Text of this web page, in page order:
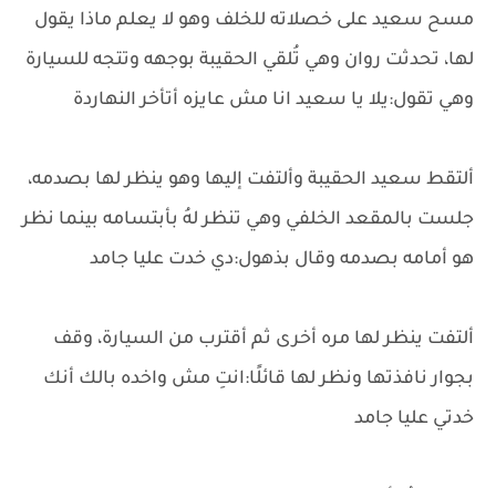
مسح سعيد على خصلاته للخلف وهو لا يعلم ماذا يقول
لها، تحدثت روان وهي تُلقي الحقيبة بوجهه وتتجه للسيارة
وهي تقول:يلا يا سعيد انا مش عايزه أتأخر النهاردة
ألتقط سعيد الحقيبة وألتفت إليها وهو ينظر لها بصدمه،
جلست بالمقعد الخلفي وهي تنظر لهُ بأبتسامه بينما نظر
هو أمامه بصدمه وقال بذهول:دي خدت عليا جامد
ألتفت ينظر لها مره أخرى ثم أقترب من السيارة، وقف
بجوار نافذتها ونظر لها قائلًا:انتِ مش واخده بالك أنك
خدتي عليا جامد